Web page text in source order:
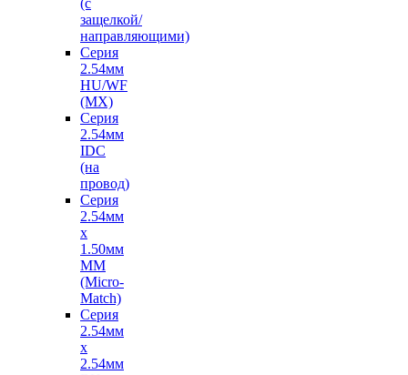
(с
защелкой/
направляющими)
Серия
2.54мм
HU/WF
(MX)
Серия
2.54мм
IDC
(на
провод)
Серия
2.54мм
х
1.50мм
MM
(Micro-
Match)
Серия
2.54мм
х
2.54мм